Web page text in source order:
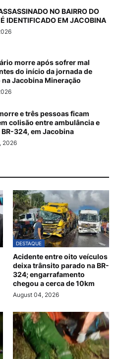
NO BAIRRO DO
IDENTIFICADO EM JACOBINA
morre após sofrer mal
do início da jornada de
Jacobina Mineração
e três pessoas ficam
colisão entre ambulância e
324, em Jacobina
2026
DESTAQUE
Acidente entre oito veículos
deixa trânsito parado na BR-
324; engarrafamento
chegou a cerca de 10km
August 04, 2026